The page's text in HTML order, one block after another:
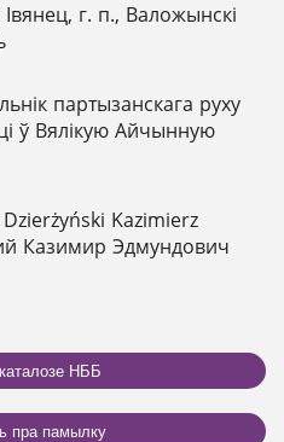
г. п., Валожынскі
партызанскага руху
ў Вялікую Айчынную
Dzierżyński Kazimierz
Казимир Эдмундович
НББ
пра памылку